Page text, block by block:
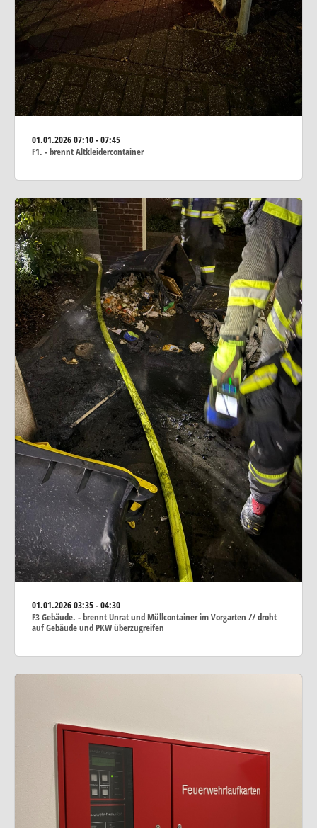
01.01.202607:10 - 07:45
F1. - brennt Altkleidercontainer
01.01.202603:35 - 04:30
F3 Gebäude. - brennt Unrat und Müllcontainer im Vorgarten // droht
auf Gebäude und PKW überzugreifen